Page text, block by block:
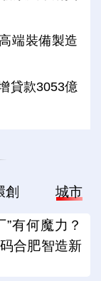
端裝備製造
貸款3053億
創 城市
”有何魔力？
合肥智造新